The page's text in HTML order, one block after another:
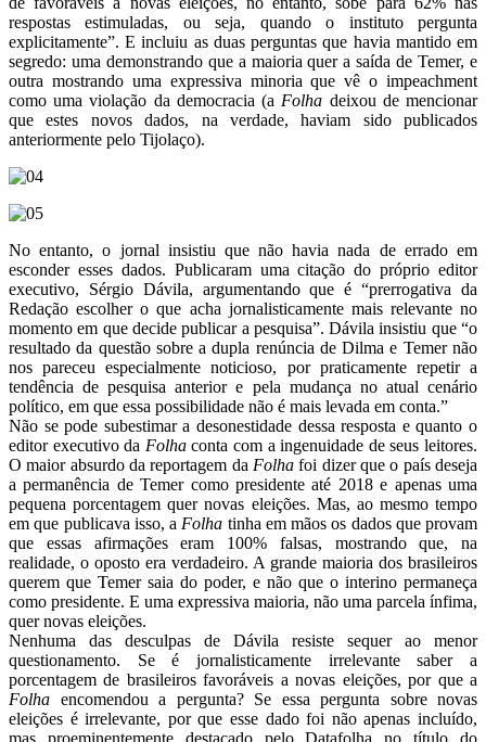
respostas estimuladas, ou seja, quando o instituto pergunta
explicitamente”. E incluiu as duas perguntas que havia mantido em
segredo: uma demonstrando que a maioria quer a saída de Temer, e
outra mostrando uma expressiva minoria que vê o impeachment
como uma violação da democracia (a Folha deixou de mencionar
que estes novos dados, na verdade, haviam sido publicados
anteriormente pelo Tijolaço).
No entanto, o jornal insistiu que não havia nada de errado em
esconder esses dados. Publicaram uma citação do próprio editor
executivo, Sérgio Dávila, argumentando que é “prerrogativa da
Redação escolher o que acha jornalisticamente mais relevante no
momento em que decide publicar a pesquisa”. Dávila insistiu que “o
resultado da questão sobre a dupla renúncia de Dilma e Temer não
nos pareceu especialmente noticioso, por praticamente repetir a
tendência de pesquisa anterior e pela mudança no atual cenário
político, em que essa possibilidade não é mais levada em conta.”
Não se pode subestimar a desonestidade dessa resposta e quanto o
editor executivo da Folhaconta com a ingenuidade de seus leitores.
O maior absurdo da reportagem da Folhafoi dizer que o país deseja
a permanência de Temer como presidente até 2018 e apenas uma
pequena porcentagem quer novas eleições. Mas, ao mesmo tempo
em que publicava isso, a Folha tinha em mãos os dados que provam
que essas afirmações eram 100% falsas, mostrando que, na
realidade, o oposto era verdadeiro. A grande maioria dos brasileiros
querem que Temer saia do poder, e não que o interino permaneça
como presidente. E uma expressiva maioria, não uma parcela ínfima,
quer novas eleições.
Nenhuma das desculpas de Dávila resiste sequer ao menor
questionamento. Se é jornalisticamente irrelevante saber a
porcentagem de brasileiros favoráveis a novas eleições, por que a
Folha encomendou a pergunta? Se essa pergunta sobre novas
eleições é irrelevante, por que esse dado foi não apenas incluído,
mas proeminentemente destacado pelo Datafolha no título do